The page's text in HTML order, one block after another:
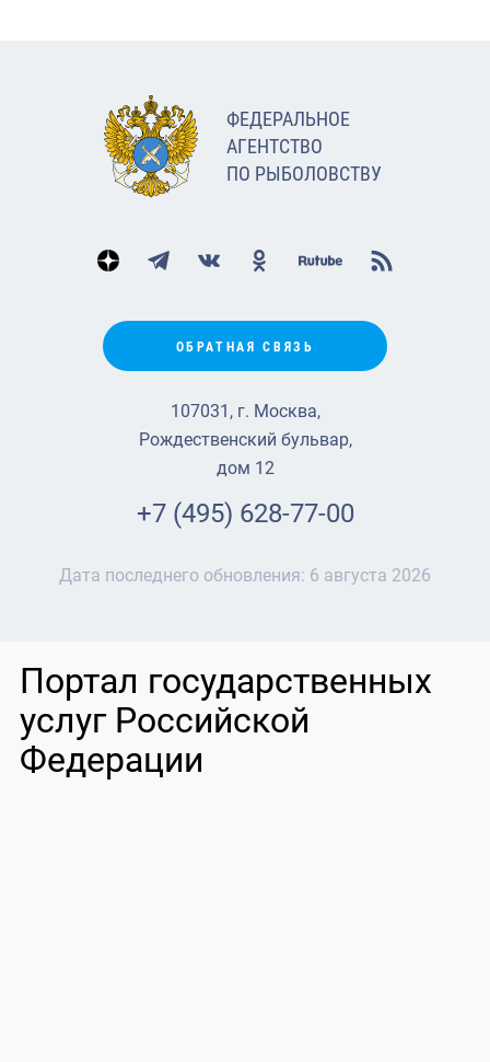
ФЕДЕРАЛЬНОЕ
АГЕНТСТВО
ПО РЫБОЛОВСТВУ
ОБРАТНАЯ СВЯЗЬ
107031, г. Москва,
Рождественский бульвар,
дом 12
+7 (495) 628-77-00
Дата последнего обновления: 6 августа 2026
Портал государственных
услуг Российской
Федерации